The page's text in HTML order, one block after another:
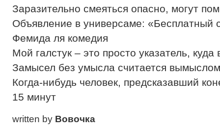
Заразительно смеяться опасно, могут
Объявление в универсаме: «Бесплатный
Фемида ля комедия
Мой галстук – это просто указатель,
Замысел без умысла считается вымыслом
Когда-нибудь человек, предсказавший
15 минут
written by Вовочка